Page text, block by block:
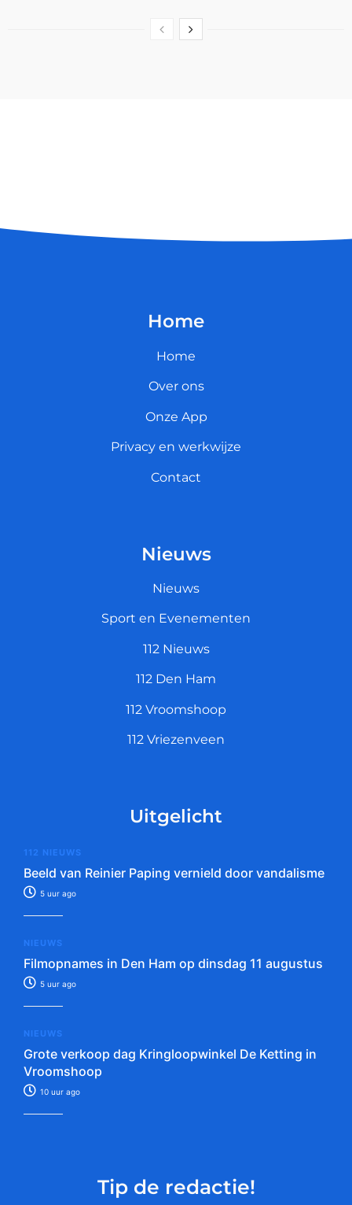
Home
Home
Over ons
Onze App
Privacy en werkwijze
Contact
Nieuws
Nieuws
Sport en Evenementen
112 Nieuws
112 Den Ham
112 Vroomshoop
112 Vriezenveen
Uitgelicht
112 NIEUWS
Beeld van Reinier Paping vernield door vandalisme
5 uur ago
NIEUWS
Filmopnames in Den Ham op dinsdag 11 augustus
5 uur ago
NIEUWS
Grote verkoop dag Kringloopwinkel De Ketting in
Vroomshoop
10 uur ago
Tip de redactie!